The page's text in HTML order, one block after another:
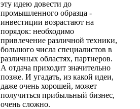
эту идею довести до
промышленного образца -
инвестиции возрастают на
порядок: необходимо
привлечение различной техники,
большого числа специалистов в
различных областях, партнеров.
А отдача приходит значительно
позже. И угадать, из какой идеи,
даже очень хорошей, может
получиться прибыльный бизнес,
очень сложно.